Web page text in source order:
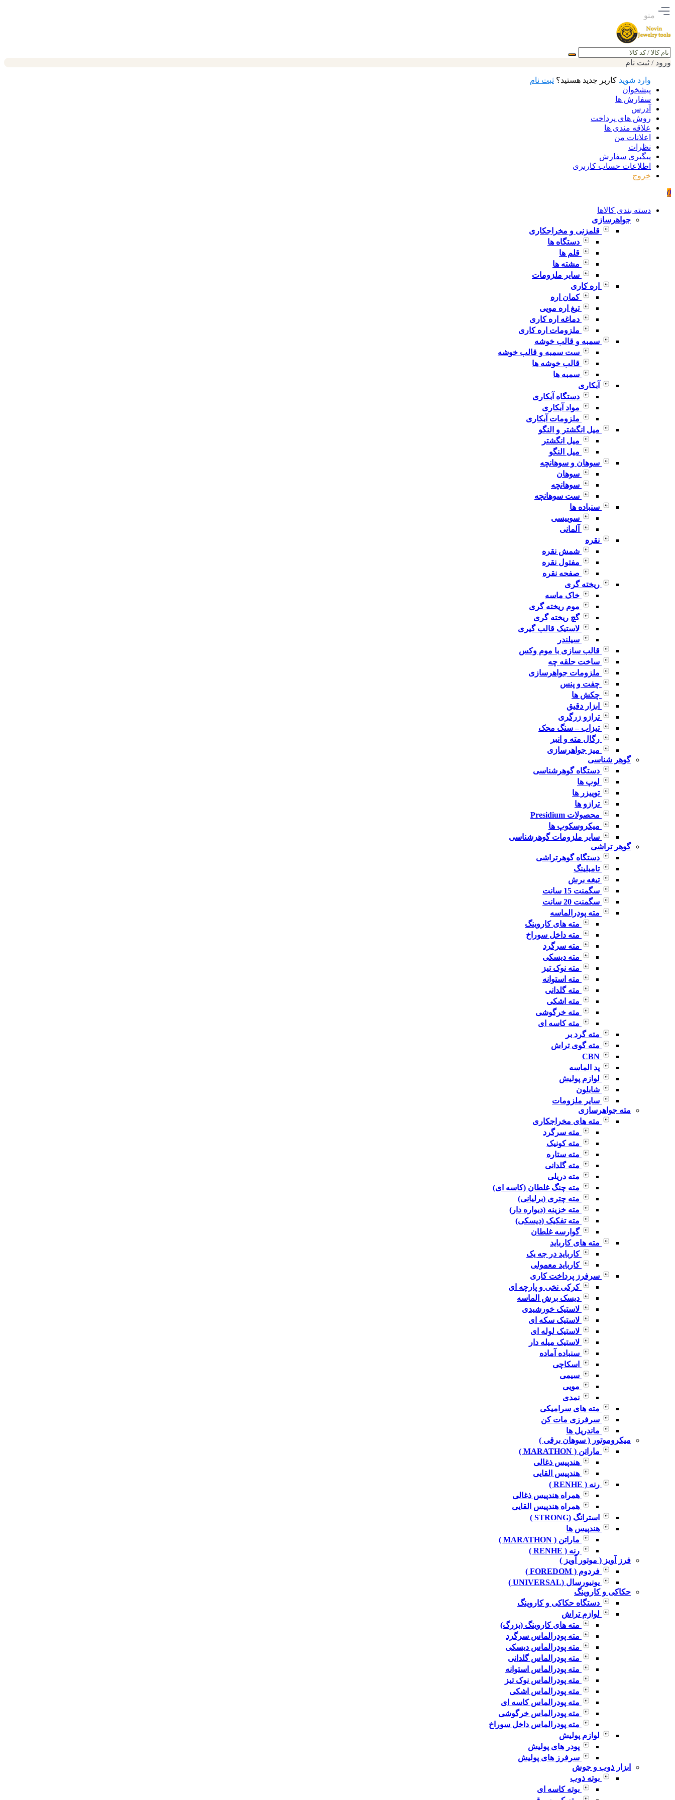
منو
جستجو
ورود / ثبت نام
وارد شوید کاربر جدید هستید؟ ثبت نام
پیشخوان
سفارش ها
آدرس
روش هاي پرداخت
علاقه مندی ها
اعلانات من
نظرات
پیگیری سفارش
اطلاعات حساب كاربری
خروج
0
دسته بندی کالاها
جواهرسازی
قلمزنی و مخراجکاری
دستگاه ها
قلم ها
مشته ها
سایر ملزومات
اره کاری
کمان اره
تیغ اره مویی
دماغه اره کاری
ملزومات اره کاری
سمبه و قالب خوشه
ست سمبه و قالب خوشه
قالب خوشه ها
سمبه ها
آبکاری
دستگاه آبکاری
مواد آبکاری
ملزومات آبکاری
میل انگشتر و النگو
میل انگشتر
میل النگو
سوهان و سوهانچه
سوهان
سوهانچه
ست سوهانچه
سنباده ها
سوییسی
آلمانی
نقره
شمش نقره
مفتول نقره
صفحه نقره
ریخته گری
خاک ماسه
موم ریخته گری
گچ ریخته گری
لاستیک قالب گیری
سیلندر
قالب سازی با موم وکس
ساخت حلقه چه
ملزومات جواهرسازی
چفت و پنس
چکش ها
ابزار دقیق
ترازو زرگری
تیزاب – سنگ محک
رگال مته و انبر
میز جواهرسازی
گوهر شناسی
دستگاه گوهرشناسی
لوپ ها
توییزر ها
ترازو ها
محصولات Presidium
میکروسکوپ ها
سایر ملزومات گوهرشناسی
گوهر تراشی
دستگاه گوهرتراشی
تامبلینگ
تیغه برش
سگمنت 15 سانت
سگمنت 20 سانت
مته پودرالماسه
مته های کاروینگ
مته داخل سوراخ
مته سرگرد
مته دیسکی
مته نوک تیز
مته استوانه
مته گلدانی
مته اشکی
مته خرگوشی
مته کاسه ای
مته گرد بر
مته گوی تراش
CBN
پد الماسه
لوازم پولیش
شابلون
سایر ملزومات
مته جواهرسازی
مته های مخراجکاری
مته سرگرد
مته کونیک
مته ستاره
مته گلدانی
مته دریلی
مته چنگ غلطان (کاسه ای)
مته چتری (برلیانی)
مته خزینه (دیواره دار)
مته تفکیک (دیسکی)
گوارسه غلطان
مته های کارباید
کارباید در جه یک
کارباید معمولی
سرفرز پرداخت کاری
کرکی نخی و پارچه ای
دیسک برش الماسه
لاستیک خورشیدی
لاستیک سکه ای
لاستیک لوله ای
لاستیک میله دار
سنباده آماده
اسکاچی
سیمی
مویی
نمدی
مته های سرامیکی
سرفرزی مات کن
ماندریل ها
میکروموتور ( سوهان برقی )
ماراتن ( MARATHON )
هندپیس ذغالی
هندپیس القایی
رنه ( RENHE )
همراه هندپیس ذغالی
همراه هندپیس القایی
استرانگ (STRONG )
هندپیس ها
ماراتن ( MARATHON )
رنه ( RENHE )
فرز آویز ( موتور آویز )
فردوم ( FOREDOM )
یونیورسال (UNIVERSAL )
حکاکی و کاروینگ
دستگاه حکاکی و کاروینگ
لوازم تراش
مته های کاروینگ (بزرگ)
مته پودرالماس سرگرد
مته پودرالماس دیسکی
مته پودرالماس گلدانی
مته پودرالماس استوانه
مته پودرالماس نوک تیز
مته پودرالماس اشکی
مته پودرالماس کاسه ای
مته پودرالماس خرگوشی
مته پودرالماس داخل سوراخ
لوازم پولیش
پودر های پولیش
سرفرز های پولیش
ابزار ذوب و جوش
بوته ذوب
بوته کاسه ای